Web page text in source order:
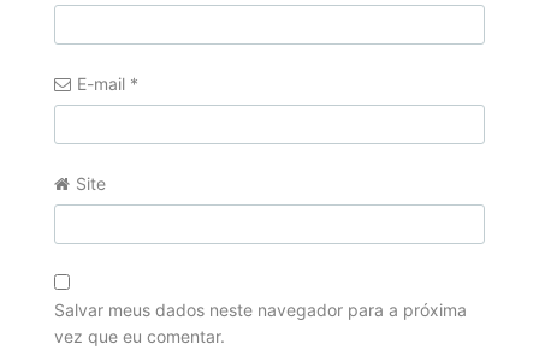
E-mail *
Site
Salvar meus dados neste navegador para a próxima
vez que eu comentar.